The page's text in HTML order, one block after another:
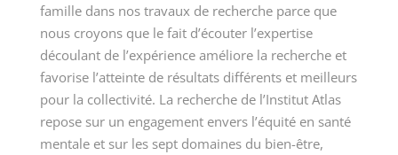
famille dans nos travaux de recherche parce que
nous croyons que le fait d’écouter l’expertise
découlant de l’expérience améliore la recherche et
favorise l’atteinte de résultats différents et meilleurs
pour la collectivité. La recherche de l’Institut Atlas
repose sur un engagement envers l’équité en santé
mentale et sur les sept domaines du bien-être,